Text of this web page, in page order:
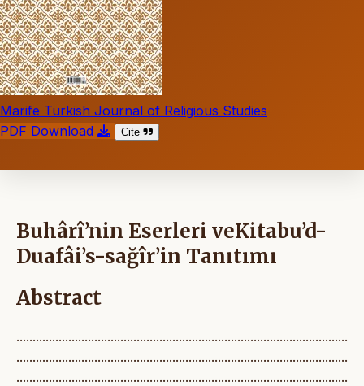
Marife Turkish Journal of Religious Studies
PDF Download
Cite
Buhârî’nin Eserleri veKitabu’d-
Duafâi’s-sağîr’in Tanıtımı
Abstract
......................................................................................................
......................................................................................................
......................................................................................................